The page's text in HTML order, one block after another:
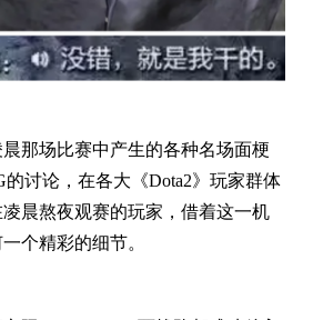
那场比赛中产生的各种名场面梗
讨论，在各大《Dota2》玩家群体
晨熬夜观赛的玩家，借着这一机
个精彩的细节。